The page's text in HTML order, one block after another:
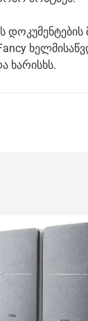
Fancy
ხარისხს.